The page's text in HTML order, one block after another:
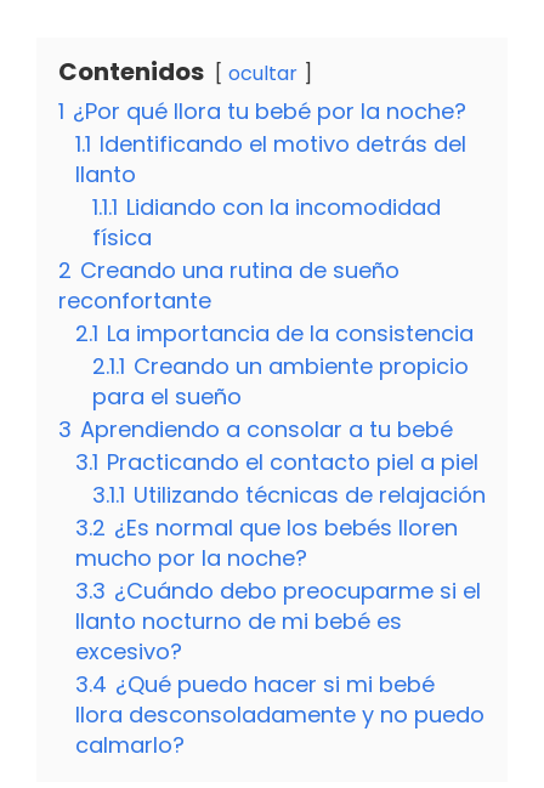
Contenidos ocultar
1 ¿Por qué llora tu bebé por la noche?
1.1 Identificando el motivo detrás del
llanto
1.1.1 Lidiando con la incomodidad
física
2 Creando una rutina de sueño
reconfortante
2.1 La importancia de la consistencia
2.1.1 Creando un ambiente propicio
para el sueño
3 Aprendiendo a consolar a tu bebé
3.1 Practicando el contacto piel a piel
3.1.1 Utilizando técnicas de relajación
3.2 ¿Es normal que los bebés lloren
mucho por la noche?
3.3 ¿Cuándo debo preocuparme si el
llanto nocturno de mi bebé es
excesivo?
3.4 ¿Qué puedo hacer si mi bebé
llora desconsoladamente y no puedo
calmarlo?